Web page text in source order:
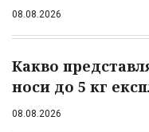
08.08.2026
Какво
носи до 5 кг
08.08.2026